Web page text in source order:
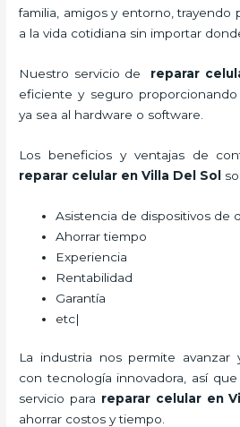
familia, amigos y entorno, trayendo
a la vida cotidiana sin importar
Nuestro servicio de reparar
eficiente y seguro
ya sea al hardware o software.
Los beneficios y ventajas de
reparar celular en Villa Del Sol
Asistencia de dispositivos de
Ahorrar tiempo
Experiencia
Rentabilidad
Garantía
etc|
La industria nos permite avanzar
con tecnología innovadora, así
servicio para reparar celularen
ahorrar costos y tiempo.